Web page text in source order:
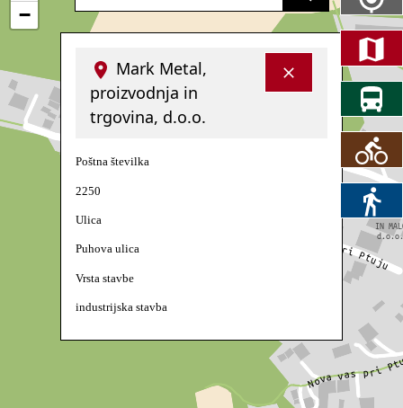
Mark Metal,
proizvodnja in
trgovina, d.o.o.
Poštna številka
2250
Ulica
Puhova ulica
Vrsta stavbe
industrijska stavba
−